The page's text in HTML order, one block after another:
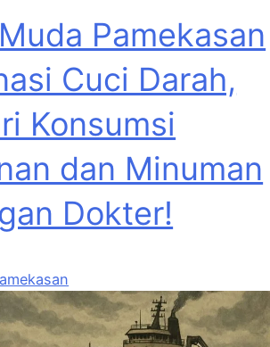
Pamekasan
Cuci Darah,
Konsumsi
dan Minuman
Dokter!